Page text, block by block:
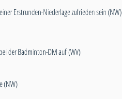
Erstrunden-Niederlage zufrieden sein (NW)
der Badminton-DM auf (WV)
(NW)